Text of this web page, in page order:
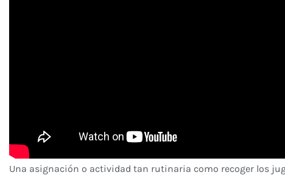
Una asignación o actividad tan rutinaria como recoger los